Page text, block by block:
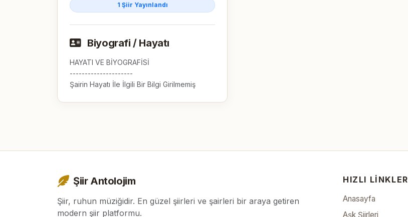
1 Şiir Yayınlandı
Biyografi / Hayatı
HAYATI VE BİYOGRAFİSİ
---------------------
Şairin Hayatı İle İlgili Bir Bilgi Girilmemiş
Şiir Antolojim
Şiir, ruhun müziğidir. En güzel şiirleri ve şairleri bir araya getiren
modern şiir platformu.
HIZLI LINKLER
Anasayfa
Aşk Şiirleri